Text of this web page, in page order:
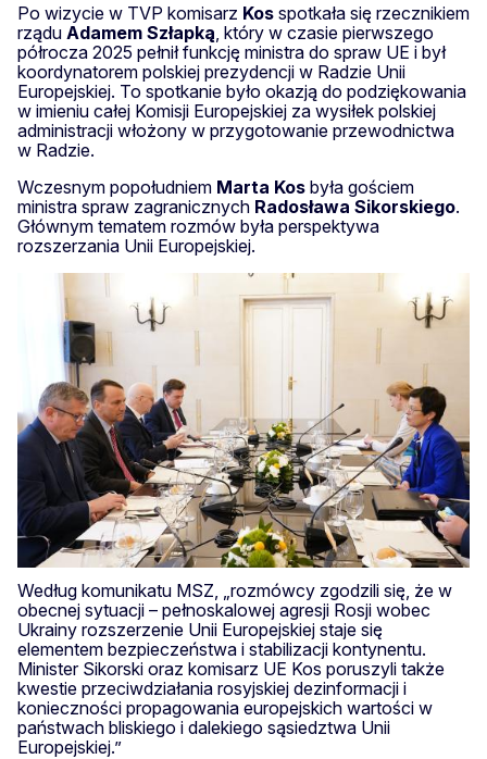
Po wizycie w TVP komisarz Kos spotkała się rzecznikiem
rządu Adamem Szłapką , który w czasie pierwszego
półrocza 2025 pełnił funkcję ministra do spraw UE i był
koordynatorem polskiej prezydencji w Radzie Unii
Europejskiej. To spotkanie było okazją do podziękowania
w imieniu całej Komisji Europejskiej za wysiłek polskiej
administracji włożony w przygotowanie przewodnictwa
w Radzie.
Wczesnym popołudniem Marta Kos była gościem
ministra spraw zagranicznych Radosława Sikorskiego.
Głównym tematem rozmów była perspektywa
rozszerzania Unii Europejskiej.
Według komunikatu MSZ, „rozmówcy zgodzili się, że w
obecnej sytuacji – pełnoskalowej agresji Rosji wobec
Ukrainy rozszerzenie Unii Europejskiej staje się
elementem bezpieczeństwa i stabilizacji kontynentu.
Minister Sikorski oraz komisarz UE Kos poruszyli także
kwestie przeciwdziałania rosyjskiej dezinformacji i
konieczności propagowania europejskich wartości w
państwach bliskiego i dalekiego sąsiedztwa Unii
Europejskiej.”